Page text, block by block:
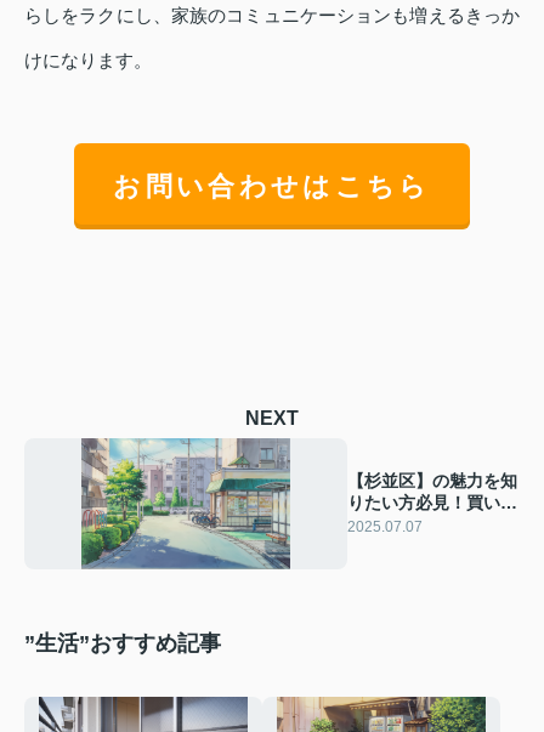
らしをラクにし、家族のコミュニケーションも増えるきっか
けになります。
お問い合わせはこちら
NEXT
【杉並区】の魅力を知
りたい方必見！買い物
や交通の利便性と子育
2025.07.07
”生活”おすすめ記事